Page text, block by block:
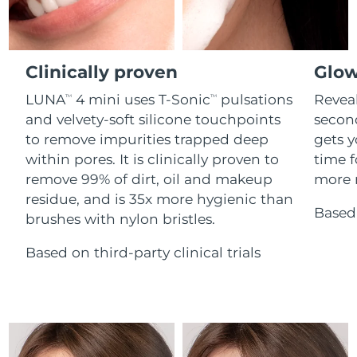
Clinically proven
LUNATM 4 mini uses T-SonicTM
pulsations
and velvety-soft silicone touchpoints
to remove impurities trapped deep
within pores. It is clinically proven to
remove 99% of dirt, oil and makeup
residue, and is 35x more hygienic than
brushes with nylon bristles.
Based on third-party clinical trials
gets
time
more
For healthy hair
18% PAP
Kosmetik Männer
Kaufe alles
FOREO APP
ÜBER
Gibraltar
Erwartete Lieferung
13/08/2026
Griechenland
09/08/2026
Sonderverwaltungsregion
Hongkong
10/08/2026
Ungarn
Erwartete Lieferung
09/08/2026
Island
Erwartete Lieferung
10/08/2026
Indonesien
Erwartete Lieferung
Erwartete Lieferung